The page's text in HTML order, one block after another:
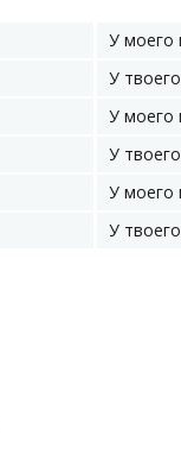
У моего
У
У моего
У
У моего
У